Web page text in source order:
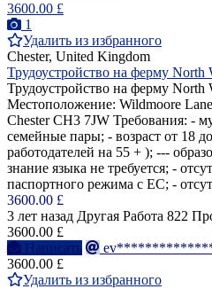
3600.00 £
1
Удалить из избранного
Chester, United Kingdom
Трудоустройство на ферму North
Трудоустройство на ферму North
Местоположение: Wildmoore
Chester CH3 7JW Требования: -
семейные пары; - возраст от 18
работодателей на 55 + ); ---
знание языка не требуется; -
паспортного режима с ЕС; -
3600.00 £
3 лет назад Другая Работа 822
3600.00 £
Написать
3600.00 £
Удалить из избранного